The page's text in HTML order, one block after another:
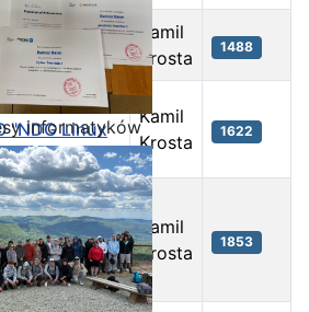
informatyków
Akademii
I TI z
CISCO!
Kamil
Krosta
1488
VIII
"NDG Linux
Kamil
Krosta
1622
VII
Introduction
in C++
Kamil
Krosta
1853